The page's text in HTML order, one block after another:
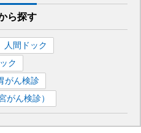
ら探す
人間ドック
ク
がん検診
がん検診）